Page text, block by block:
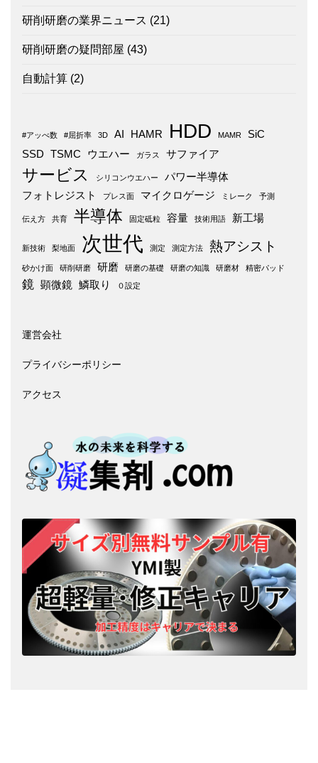
研削研磨の業界ニュース (21)
研削研磨の疑問部屋 (43)
自動計算 (2)
#アッべ数 #屈折率 3D AI HAMR HDD MAMR
SiC
SSD
TSMC ウエハー ガラス サファイア
サービス シリコンウエハー
パワー半導体
フォトレジスト
プレス面 マイクロゲージ ミレーク 予測
伝え方 共育 半導体 固定砥粒 容量 技術用語 新工場
新技術 梨地面 次世代 測定 測定方法 熱アシスト
砂かけ面 研削研磨 研磨 研磨の基礎 研磨の知識 研磨材 精密パッド
鏡 顕微鏡 鱗取り ０設定
運営会社
プライバシーポリシー
アクセス